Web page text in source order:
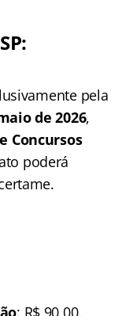
pela
de 2026,
Concursos
poderá
: R$ 90,00.